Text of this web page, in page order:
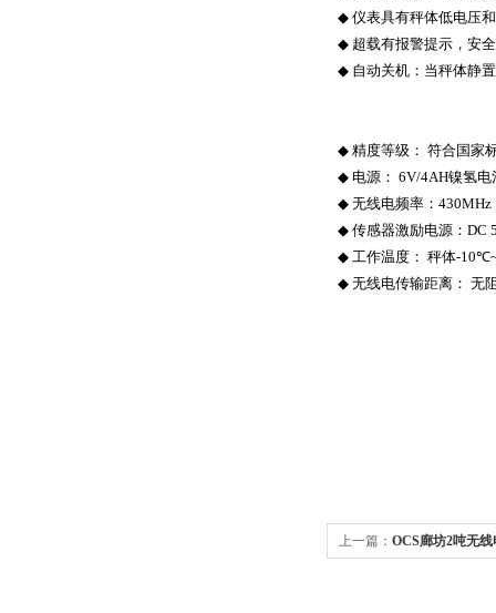
◆ 仪表具有秤体低电压
◆ 超载有报警提示，安
◆ 自动关机：当秤体静
◆ 精度等级： 符合国家
◆ 电源： 6V/4AH镍氢电
◆ 无线电频率： 430MHz
◆ 传感器激励电源： DC
◆ 工作温度： 秤体-10℃
◆ 无线电传输距离： 无
上一篇： OCS廊坊2吨无